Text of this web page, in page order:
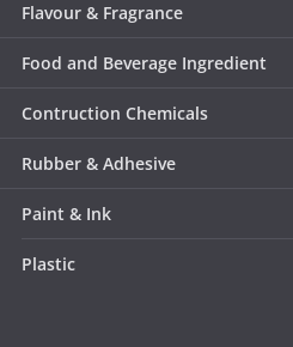
Flavour & Fragrance
Food and Beverage Ingredient
Contruction Chemicals
Rubber & Adhesive
Paint & Ink
Plastic